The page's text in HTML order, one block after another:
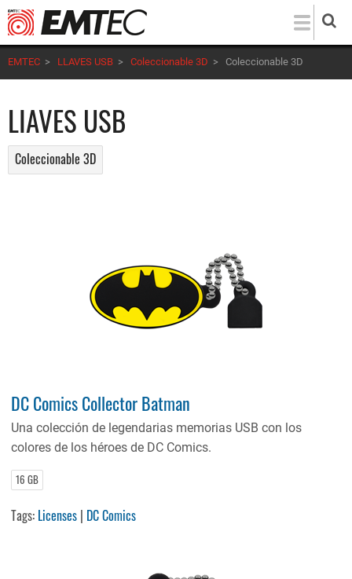
Pasar
al
contenido
principal
EMTEC > LLAVES USB > Coleccionable 3D > Coleccionable 3D
LIAVES USB
Coleccionable 3D
DC Comics Collector Batman
Una colección de legendarias memorias USB con los
colores de los héroes de DC Comics.
16 GB
Tags: Licenses | DC Comics